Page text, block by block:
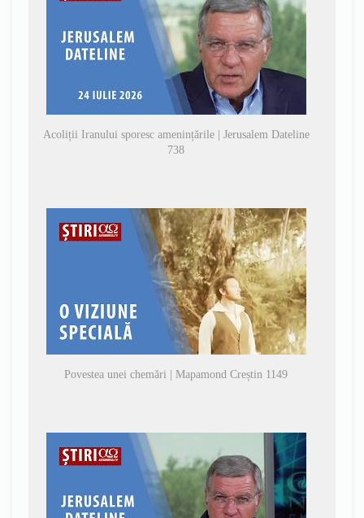
Acoliții Iranului sporesc amenințările | Jerusalem Dateline
738
Povestea unei chemări | Mapamond Creștin 1149